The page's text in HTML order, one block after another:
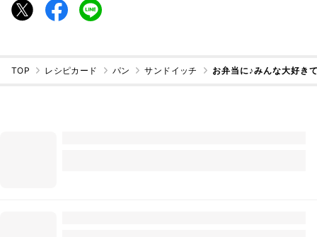
TOP レシピカード パン サンドイッチ お弁当に♪みんな大好き